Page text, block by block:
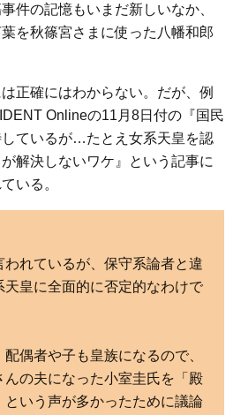
件の記憶もいまだ新しいなか、
を秋篠宮さまに使った八幡和郎
正確にはわからない。だが、例
Onlineの11月8日付の『国民
ているが…たとえ女系天皇を認
解決しないワケ』という記事に
いる。
れているが、保守系論者と違
天皇に全面的に否定的なわけで
偶者や子も皇族になるので、
んの夫になった小室圭氏を「殿
いう声が多かったために議論